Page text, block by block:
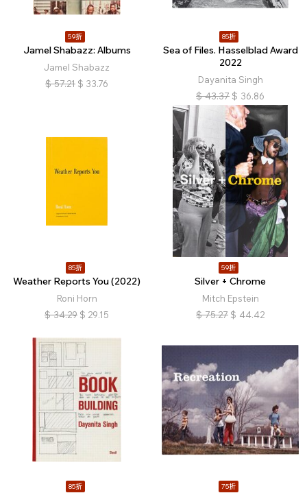
59折
Jamel Shabazz: Albums
Jamel Shabazz
$ 57.21 $ 33.76
85折
Sea of Files. Hasselblad Award
2022
Dayanita Singh
$ 43.37 $ 36.86
85折
Weather Reports You (2022)
Roni Horn
$ 34.29 $ 29.15
59折
Silver + Chrome
Mitch Epstein
$ 75.27 $ 44.42
85折 75折